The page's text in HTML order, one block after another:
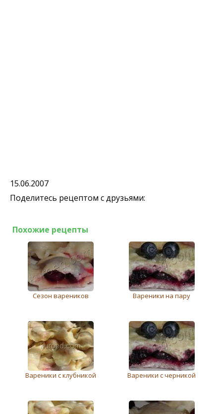
15.06.2007
Поделитесь рецептом с друзьями:
Похожие рецепты
Сезон вареников Вареники на пару
Варeники с клубникой Вареники с черникой